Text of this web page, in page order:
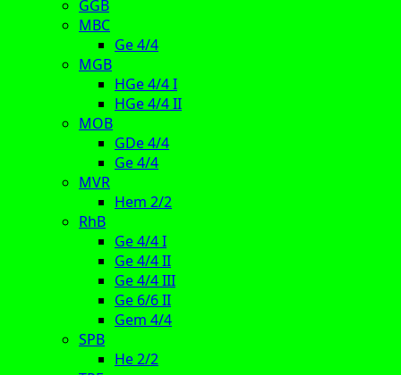
GGB
MBC
Ge 4/4
MGB
HGe 4/4 I
HGe 4/4 II
MOB
GDe 4/4
Ge 4/4
MVR
Hem 2/2
RhB
Ge 4/4 I
Ge 4/4 II
Ge 4/4 III
Ge 6/6 II
Gem 4/4
SPB
He 2/2